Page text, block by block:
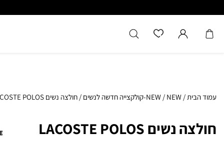
עמוד הבית/
NEW
/ NEW-קולקצייה חדשה לנשים / חולצה נשים LACOSTE POLOS
חולצה נשים LACOSTE POLOS